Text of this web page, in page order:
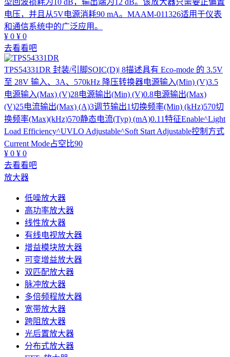
型回波损耗为10 dB，输出端为12 dB。该放大器只需要正偏置
电压，并且从5V电源消耗90 mA。MAAM-011326适用于仪表
和通信系统中的广泛应用。
¥ 0 ¥ 0
去看看吧
TPS54331DR 封装/引脚SOIC(D)| 8描述具有 Eco-mode 的 3.5V
至 28V 输入、3A、570kHz 降压转换器电源输入(Min) (V)3.5
电源输入(Max) (V)28电源输出(Min) (V)0.8电源输出(Max)
(V)25电流输出(Max) (A)3调节输出1切换频率(Min) (kHz)570切
换频率(Max)(kHz)570静态电流(Typ) (mA)0.11特征Enable^Light
Load Efficiency^UVLO Adjustable^Soft Start Adjustable控制方式
Current Mode占空比90
¥ 0 ¥ 0
去看看吧
放大器
低噪放大器
高功率放大器
线性放大器
有线电视放大器
增益模块放大器
可变增益放大器
双匹配放大器
脉冲放大器
多倍频程放大器
宽带放大器
跨阻放大器
光后置放大器
分布式放大器